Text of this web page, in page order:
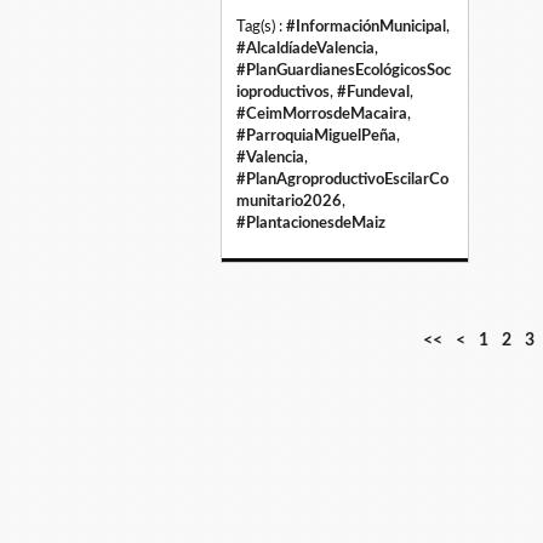
Tag(s) : #InformaciónMunicipal ,
#AlcaldíadeValencia,
#PlanGuardianesEcológicosSoc
ioproductivos, #Fundeval ,
#CeimMorrosdeMacaira,
#ParroquiaMiguelPeña,
#Valencia,
#PlanAgroproductivoEscilarCo
munitario2026,
#PlantacionesdeMaiz
<< < 1 2 3